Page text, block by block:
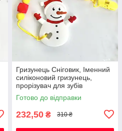
Гризунець Сніговик, Іменний
силіконовий гризунець,
прорізувач для зубів
Готово до відправки
232,50 ₴ 310 ₴